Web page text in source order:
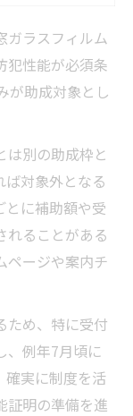
ガラスフィルム
犯性能が必須条
が助成対象とし
は別の助成枠と
対象外となる
とに補助額や受
れることがある
ページや案内チ
ため、特に受付
、例年7月頃に
確実に制度を活
証明の準備を進